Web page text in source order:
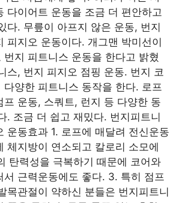
다이어트 운동을 조금 더 편안하고
다. 무릎이 아프지 않은 운동, 번지
피지오 운동이다. 개그맨 박미선이
번지 피트니스 운동을 한다고 밝혔
스, 번지 피지오 점핑 운동. 번지 코
다양한 피트니스 동작을 한다. 로프
프 운동, 스쿼트, 런지 등 다양한 동
. 조금 더 쉽고 재밌다. 번지피트니
운동효과 1. 로프에 매달려 전신운동
체지방이 연소되고 칼로리 소모에
탄력성을 극복하기 때문에 코어와
서 근력운동에도 좋다. 3. 특히 점프
목관절이 약하신 분들은 번지피트니